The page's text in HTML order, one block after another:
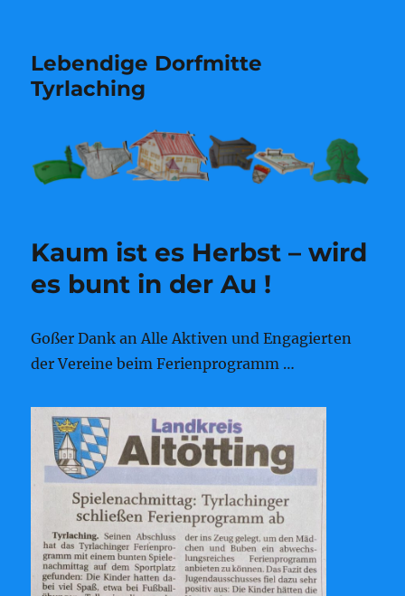
Lebendige Dorfmitte
Tyrlaching
Kaum ist es Herbst – wird
es bunt in der Au !
Goßer Dank an Alle Aktiven und Engagierten
der Vereine beim Ferienprogramm …